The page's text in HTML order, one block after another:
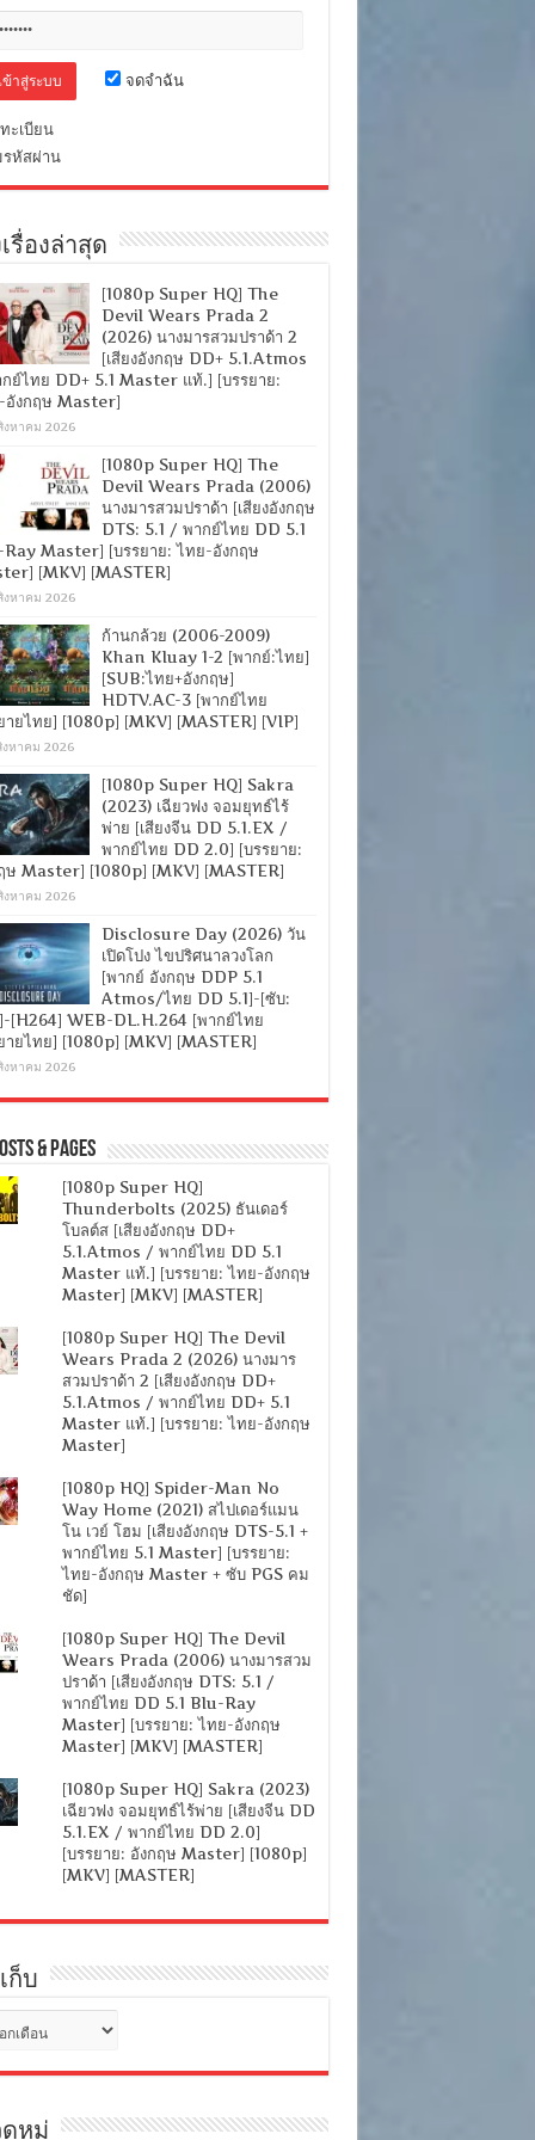
จดจำฉัน
ะเบียน
หัสผ่าน
รื่องล่าสุด
[1080p Super HQ] The
Devil Wears Prada 2
(2026) นางมารสวมปราด้า 2
[เสียงอังกฤษ DD+ 5.1.Atmos
ย์ไทย DD+ 5.1 Master แท้.] [บรรยาย:
อังกฤษ Master]
งหาคม 2026
[1080p Super HQ] The
Devil Wears Prada (2006)
นางมารสวมปราด้า [เสียงอังกฤษ
DTS: 5.1 / พากย์ไทย DD 5.1
Master] [บรรยาย: ไทย-อังกฤษ
[MKV] [MASTER]
งหาคม 2026
ก้านกล้วย (2006-2009)
Khan Kluay 1-2 [พากย์:ไทย]
[SUB:ไทย+อังกฤษ]
HDTV.AC-3 [พากย์ไทย
ายไทย] [1080p] [MKV] [MASTER] [VIP]
งหาคม 2026
[1080p Super HQ] Sakra
(2023) เฉียวฟง จอมยุทธ์ไร้
พ่าย [เสียงจีน DD 5.1.EX /
พากย์ไทย DD 2.0] [บรรยาย:
ษ Master] [1080p] [MKV] [MASTER]
งหาคม 2026
Disclosure Day (2026) วัน
เปิดโปง ไขปริศนาลวงโลก
[พากย์ อังกฤษ DDP 5.1
Atmos/ไทย DD 5.1]-[ซับ:
[H264] WEB-DL.H.264 [พากย์ไทย
ายไทย] [1080p] [MKV] [MASTER]
งหาคม 2026
& Pages
[1080p Super HQ]
Thunderbolts (2025) ธันเดอร์
โบลต์ส [เสียงอังกฤษ DD+
5.1.Atmos / พากย์ไทย DD 5.1
Master แท้.] [บรรยาย: ไทย-อังกฤษ
Master] [MKV] [MASTER]
[1080p Super HQ] The Devil
Wears Prada 2 (2026) นางมาร
สวมปราด้า 2 [เสียงอังกฤษ DD+
5.1.Atmos / พากย์ไทย DD+ 5.1
Master แท้.] [บรรยาย: ไทย-อังกฤษ
Master]
[1080p HQ] Spider-Man No
Way Home (2021) สไปเดอร์แมน
โน เวย์ โฮม [เสียงอังกฤษ DTS-5.1 +
พากย์ไทย 5.1 Master] [บรรยาย:
ไทย-อังกฤษ Master + ซับ PGS คม
ชัด]
[1080p Super HQ] The Devil
Wears Prada (2006) นางมารสวม
ปราด้า [เสียงอังกฤษ DTS: 5.1 /
พากย์ไทย DD 5.1 Blu-Ray
Master] [บรรยาย: ไทย-อังกฤษ
Master] [MKV] [MASTER]
[1080p Super HQ] Sakra (2023)
เฉียวฟง จอมยุทธ์ไร้พ่าย [เสียงจีน DD
5.1.EX / พากย์ไทย DD 2.0]
[บรรยาย: อังกฤษ Master] [1080p]
[MKV] [MASTER]
ก็บ
หมู่